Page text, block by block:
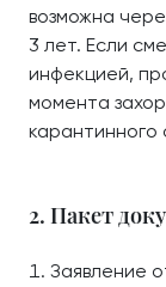
возможна
3 лет. Если
инфекцией,
момента
карантинного
2. Пакет
Заявление